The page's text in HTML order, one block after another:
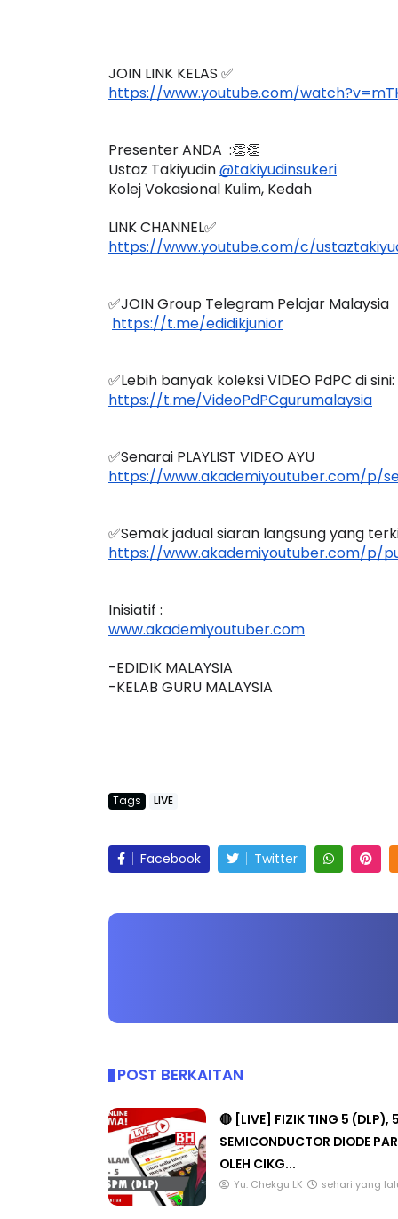
JOIN LINK KELAS ✅
https://www.youtube.com/
Presenter ANDA  :👏👏
Ustaz Takiyudin @takiyudinsukeri
Kolej Vokasional Kulim, Kedah
LINK CHANNEL✅
https://www.youtube.com/c/
✅JOIN Group Telegram Pelajar Malaysia
https://t.me/edidikjunior
✅Lebih banyak koleksi VIDEO PdPC di sini:
https://t.me/VideoPdPCgurumalaysia
✅Senarai PLAYLIST VIDEO AYU
https://www.akademiyoutuber.com/p/
✅Semak jadual siaran langsung yang
https://www.akademiyoutuber.com/p/
Inisiatif :
www.akademiyoutuber.com
-EDIDIK MALAYSIA
-KELAB GURU MALAYSIA
Tags LIVE
Facebook Twitter
POST BERKAITAN
🔴 [LIVE] FIZIK TING 5 (DLP),
SEMICONDUCTOR DIODE
OLEH CIKG...
Yu. Chekgu LK sehari yang
DIGITAL GURU
7 : PAHLAWAN DIGITAL
6 hari yang lalu
MAJLIS
(FESTIVAL